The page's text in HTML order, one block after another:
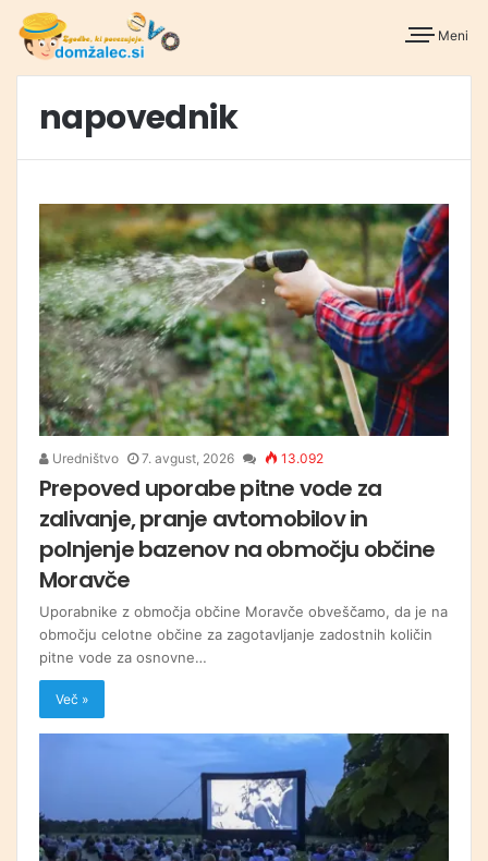
Meni
napovednik
Uredništvo 7. avgust, 2026 13.092
Prepoved uporabe pitne vode za
zalivanje, pranje avtomobilov in
polnjenje bazenov na območju občine
Moravče
Uporabnike z območja občine Moravče obveščamo, da je na
območju celotne občine za zagotavljanje zadostnih količin
pitne vode za osnovne…
Več »